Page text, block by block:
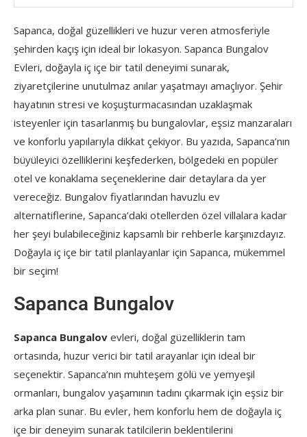
Sapanca, doğal güzellikleri ve huzur veren atmosferiyle
şehirden kaçış için ideal bir lokasyon. Sapanca Bungalov
Evleri, doğayla iç içe bir tatil deneyimi sunarak,
ziyaretçilerine unutulmaz anılar yaşatmayı amaçlıyor. Şehir
hayatının stresi ve koşuşturmacasından uzaklaşmak
isteyenler için tasarlanmış bu bungalovlar, eşsiz manzaraları
ve konforlu yapılarıyla dikkat çekiyor. Bu yazıda, Sapanca’nın
büyüleyici özelliklerini keşfederken, bölgedeki en popüler
otel ve konaklama seçeneklerine dair detaylara da yer
vereceğiz. Bungalov fiyatlarından havuzlu ev
alternatiflerine, Sapanca’daki otellerden özel villalara kadar
her şeyi bulabileceğiniz kapsamlı bir rehberle karşınızdayız.
Doğayla iç içe bir tatil planlayanlar için Sapanca, mükemmel
bir seçim!
Sapanca Bungalov
Sapanca Bungalov evleri, doğal güzelliklerin tam
ortasında, huzur verici bir tatil arayanlar için ideal bir
seçenektir. Sapanca’nın muhteşem gölü ve yemyeşil
ormanları, bungalov yaşamının tadını çıkarmak için eşsiz bir
arka plan sunar. Bu evler, hem konforlu hem de doğayla iç
içe bir deneyim sunarak tatilcilerin beklentilerini